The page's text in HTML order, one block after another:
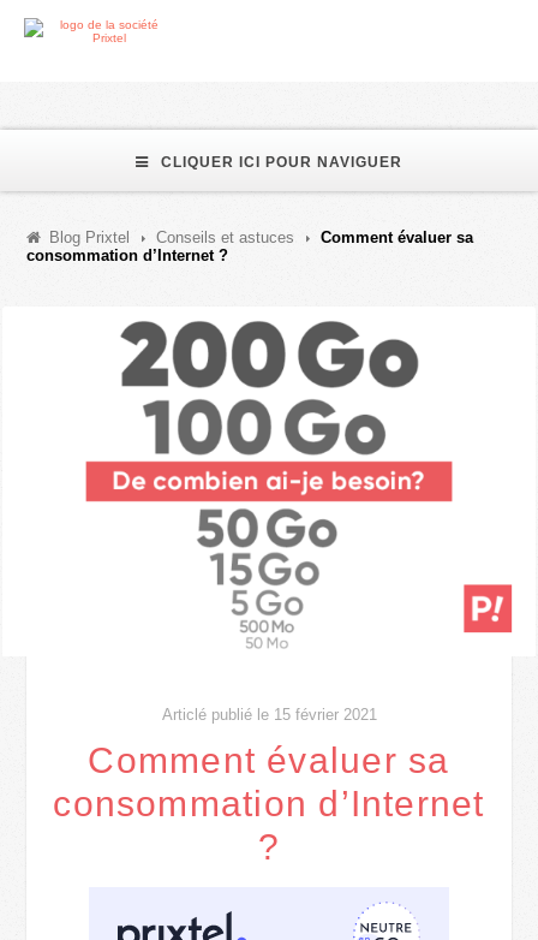
CLIQUER ICI POUR NAVIGUER
Blog Prixtel Conseils et astuces
Comment évaluer sa
consommation d’Internet ?
Articlé publié le 15 février 2021
Comment évaluer sa
consommation d’Internet
?